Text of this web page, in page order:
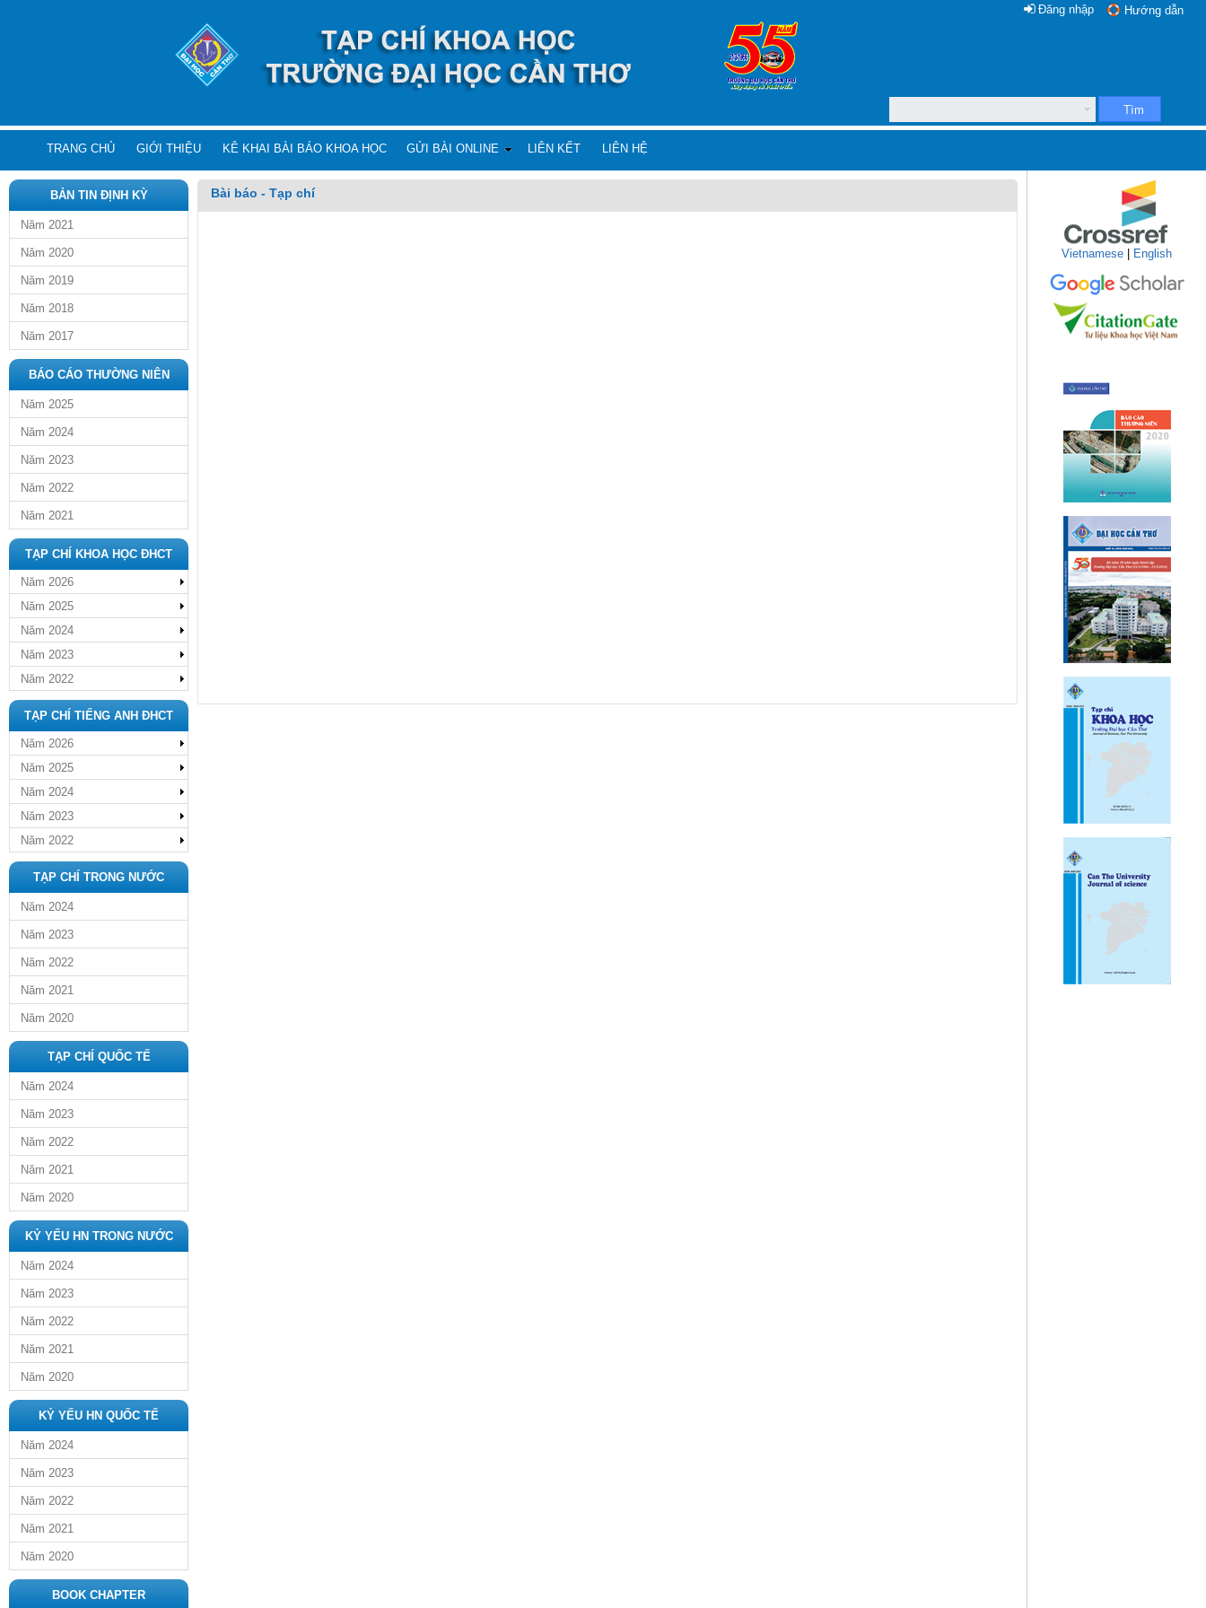
Hướng dẫn
Đăng nhập
Tìm
TRANG CHỦ GIỚI THIỆU KÊ KHAI BÀI BÁO KHOA HỌC GỬI BÀI ONLINE LIÊN KẾT LIÊN HỆ
BẢN TIN ĐỊNH KỲ
Năm 2021
Năm 2020
Năm 2019
Năm 2018
Năm 2017
BÁO CÁO THƯỜNG NIÊN
Năm 2025
Năm 2024
Năm 2023
Năm 2022
Năm 2021
TẠP CHÍ KHOA HỌC ĐHCT
Năm 2026
Năm 2025
Năm 2024
Năm 2023
Năm 2022
TẠP CHÍ TIẾNG ANH ĐHCT
Năm 2026
Năm 2025
Năm 2024
Năm 2023
Năm 2022
TẠP CHÍ TRONG NƯỚC
Năm 2024
Năm 2023
Năm 2022
Năm 2021
Năm 2020
TẠP CHÍ QUỐC TẾ
Năm 2024
Năm 2023
Năm 2022
Năm 2021
Năm 2020
KỶ YẾU HN TRONG NƯỚC
Năm 2024
Năm 2023
Năm 2022
Năm 2021
Năm 2020
KỶ YẾU HN QUỐC TẾ
Năm 2024
Năm 2023
Năm 2022
Năm 2021
Năm 2020
BOOK CHAPTER
Bài báo - Tạp chí
Vietnamese English